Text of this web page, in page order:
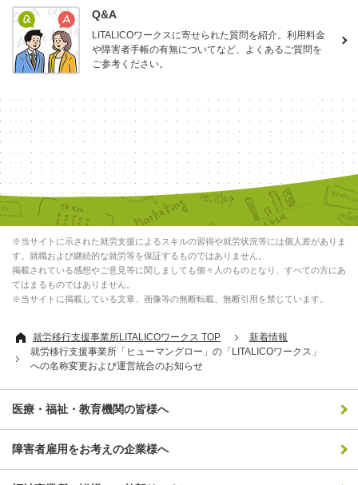
Q&A
LITALICOワークスに寄せられた質問を紹介。利用料金
や障害者手帳の有無についてなど、よくあるご質問を
ご参考ください。
※当サイトに示された就労支援によるスキルの習得や就労状況等には個人差がありま
す。就職および継続的な就労等を保証するものではありません。
掲載されている感想やご意見等に関しましても個々人のものとなり、すべての方にあ
てはまるものではありません。
※当サイトに掲載している文章、画像等の無断転載、無断引用を禁じています。
就労移行支援事業所LITALICOワークス TOP
新着情報
就労移行支援事業所「ヒューマングロー」の「LITALICOワークス」
への名称変更および運営統合のお知らせ
医療・福祉・教育機関の皆様へ
障害者雇用をお考えの企業様へ